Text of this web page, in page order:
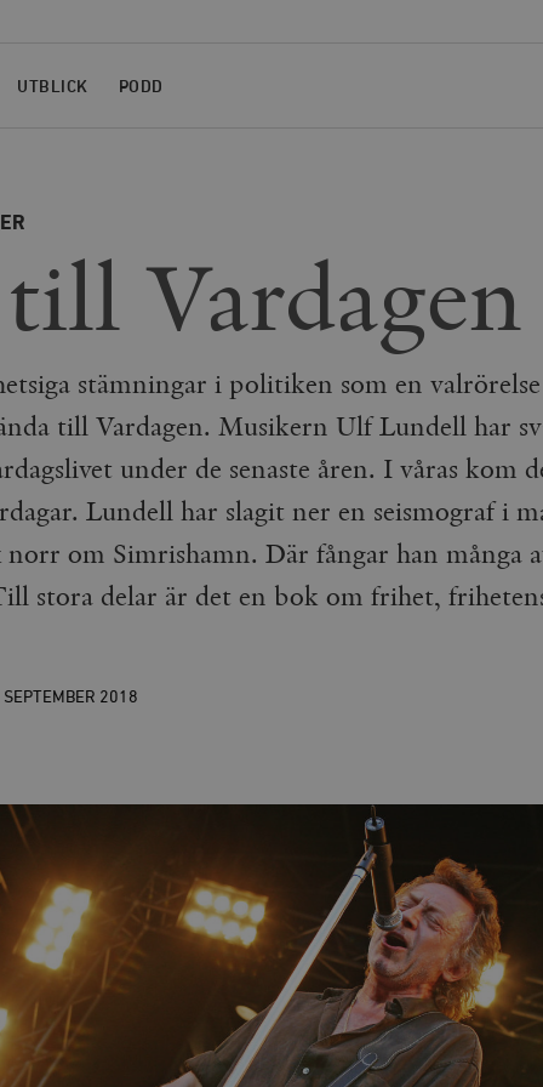
UTBLICK PODD
Vardagen
stämningar i politiken som en
till Vardagen. Musikern Ulf Lundell har
under de senaste åren. I våras kom
Lundell har slagit ner en seismograf i
norr om Simrishamn. Där fångar han många
stora delar är det en bok om frihet,
2018